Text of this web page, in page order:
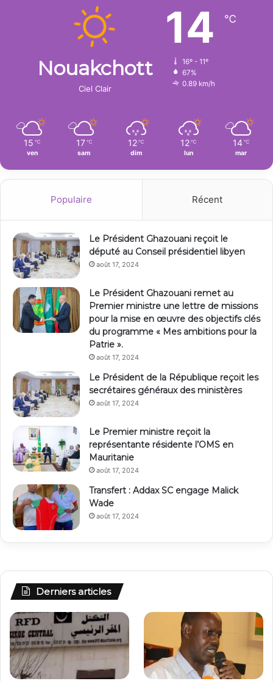
Nouakchott
Ciel Clair
14 ℃
16º - 11º
67%
0.89 km/h
15 ℃
ven
17 ℃
sam
12 ℃
dim
12 ℃
lun
14 ℃
mar
Populaire Récent
Le Président Ghazouani reçoit le
député au Conseil présidentiel libyen
août 17, 2024
Le Président Ghazouani remet au
Premier ministre une lettre de missions
pour la mise en œuvre des objectifs clés
du programme « Mes ambitions pour la
Patrie ».
août 17, 2024
Le Président de la République reçoit les
secrétaires généraux des ministères
août 17, 2024
Le Premier ministre reçoit la
représentante résidente l’OMS en
Mauritanie
août 17, 2024
Transfert : Addax SC engage Malick
Wade
août 17, 2024
Derniers articles